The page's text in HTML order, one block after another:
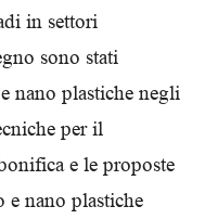
in settori
sono stati
nano plastiche negli
per il
e le proposte
e nano plastiche